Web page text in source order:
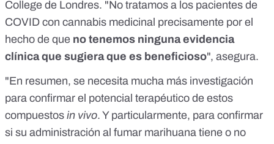
College de Londres. "No tratamos a los pacientes de
COVID con cannabis medicinal precisamente por el
hecho de que no tenemos ninguna evidencia
clínica que sugiera que es beneficioso", asegura.
"En resumen, se necesita mucha más investigación
para confirmar el potencial terapéutico de estos
compuestos in vivo. Y particularmente, para confirmar
si su administración al fumar marihuana tiene o no